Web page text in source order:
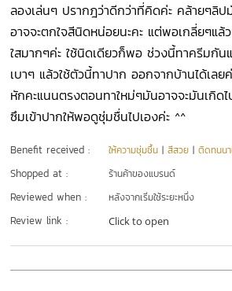
ลองเล่นๆ ปรากฎว่าดีกว่าที่คิดค่ะ คล้ายๆลิ
อาจจะตกใจสีนิดหน่อยนะคะ แต่พอเกลี่ยๆแล้
ใสมากๆค่ะ ใช้นิดเดียวก็พอ ช่วงนี้ทาครีมกั
เบาๆ แล้วใช้ตัวนี้ทาปาก ออกจากบ้านได้เลย
หักคะแนนตรงตอนทาใหม่ๆมันอาจจะมันเกิ
ซึมเข้าปากให้พอดูชุ่มชื่นไปเองค่ะ ^^
Benefit received : ให้ความชุ่มชื้น |สีสวย |ติดทนน
Shopped at : ร้านค้าของแบรนด์
Reviewed when : หลังจากเริ่มใช้ระยะหนึ่ง
Review link : Click to open